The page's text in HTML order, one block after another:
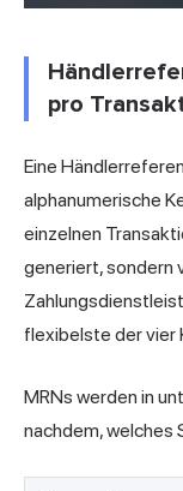
pro
Eine
alphanumerische
einzelnen
generiert, sondern
flexibelste der vier
MRNs werden in
nachdem, welches